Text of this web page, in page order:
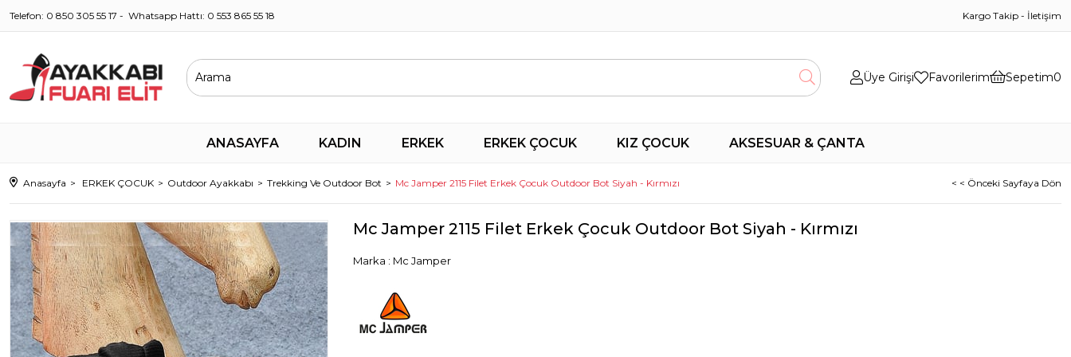
Telefon: 0 850 305 55 17 - Whatsapp Hattı: 0 553 865 55 18 Kargo Takip - İletişim
Üye Girişi Favorilerim Sepetim0
ANASAYFA KADIN ERKEK ERKEK ÇOCUK KIZ ÇOCUK AKSESUAR & ÇANTA
Anasayfa ERKEK ÇOCUK Outdoor Ayakkabı Trekking Ve Outdoor Bot Mc Jamper 2115 Filet Erkek Çocuk Outdoor Bot Siyah - Kırmızı < < Önceki Sayfaya Dön
Mc Jamper 2115 Filet Erkek Çocuk Outdoor Bot Siyah - Kırmızı
Marka : Mc Jamper